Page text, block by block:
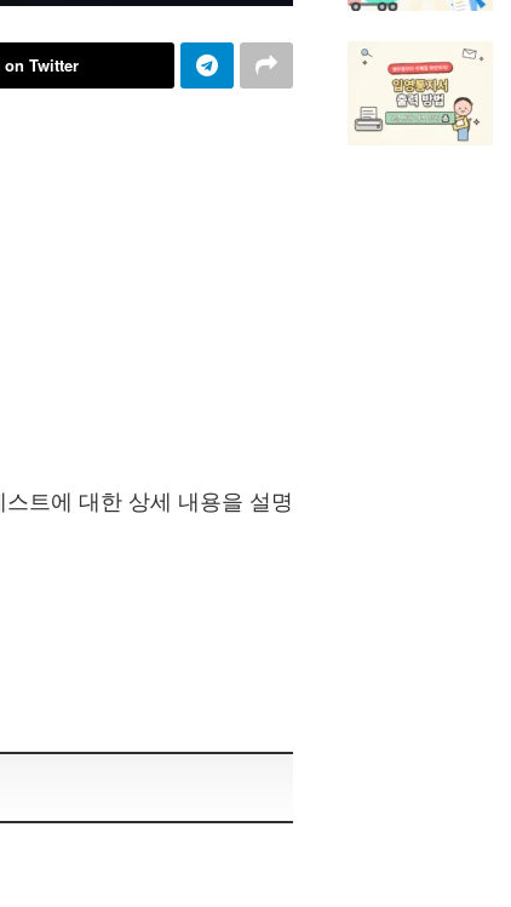
on Twitter
트에 대한 상세 내용을 설명